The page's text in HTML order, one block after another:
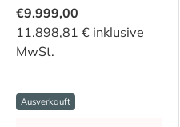
€9.999,00
11.898,81 € inklusive
MwSt.
Ausverkauft